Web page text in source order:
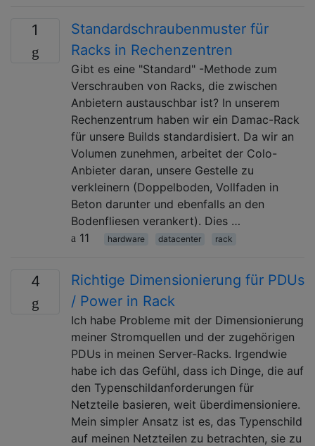
1
Standardschraubenmuster für
Racks in Rechenzentren
Gibt es eine "Standard" -Methode zum
Verschrauben von Racks, die zwischen
Anbietern austauschbar ist? In unserem
Rechenzentrum haben wir ein Damac-Rack
für unsere Builds standardisiert. Da wir an
Volumen zunehmen, arbeitet der Colo-
Anbieter daran, unsere Gestelle zu
verkleinern (Doppelboden, Vollfaden in
Beton darunter und ebenfalls an den
Bodenfliesen verankert). Dies …
11
hardware datacenter rack
4
Richtige Dimensionierung für PDUs
/ Power in Rack
Ich habe Probleme mit der Dimensionierung
meiner Stromquellen und der zugehörigen
PDUs in meinen Server-Racks. Irgendwie
habe ich das Gefühl, dass ich Dinge, die auf
den Typenschildanforderungen für
Netzteile basieren, weit überdimensioniere.
Mein simpler Ansatz ist es, das Typenschild
auf meinen Netzteilen zu betrachten, sie zu